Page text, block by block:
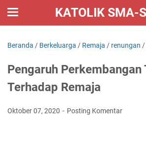
KATOLIK SMA-
Beranda / Berkeluarga / Remaja / renungan /
Pengaruh Perkembangan
Terhadap Remaja
Oktober 07, 2020 Posting Komentar